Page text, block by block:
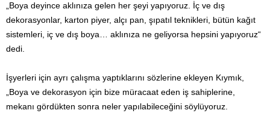
„Boya deyince aklınıza gelen her şeyi yapıyoruz. İç ve dış
dekorasyonlar, karton piyer, alçı pan, şıpatıl teknikleri, bütün kağıt
sistemleri, iç ve dış boya… aklınıza ne geliyorsa hepsini yapıyoruz“
dedi.
İşyerleri için ayrı çalışma yaptıklarını sözlerine ekleyen Kıymık,
„Boya ve dekorasyon için bize müracaat eden iş sahiplerine,
mekanı gördükten sonra neler yapılabileceğini söylüyoruz.